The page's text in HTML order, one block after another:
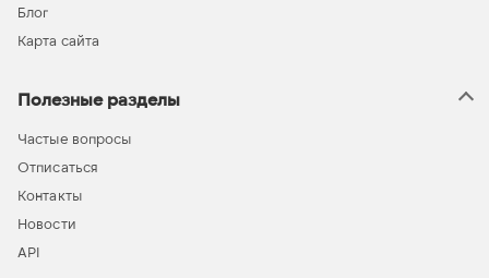
Блог
Карта сайта
Полезные разделы
Частые вопросы
Отписаться
Контакты
Новости
API